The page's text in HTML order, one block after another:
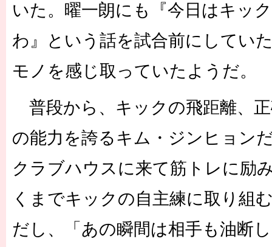
いた。曜一朗にも『今日はキッ
わ』という話を試合前にしてい
モノを感じ取っていたようだ。
普段から、キックの飛距離、
の能力を誇るキム・ジンヒョン
クラブハウスに来て筋トレに励
くまでキックの自主練に取り組
だし、「あの瞬間は相手も油断